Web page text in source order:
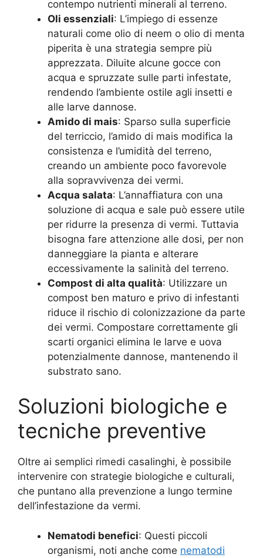
contempo nutrienti minerali al terreno.
Oli essenziali: L’impiego di essenze
naturali come olio di neem o olio di menta
piperita è una strategia sempre più
apprezzata. Diluite alcune gocce con
acqua e spruzzate sulle parti infestate,
rendendo l’ambiente ostile agli insetti e
alle larve dannose.
Amido di mais: Sparso sulla superficie
del terriccio, l’amido di mais modifica la
consistenza e l’umidità del terreno,
creando un ambiente poco favorevole
alla sopravvivenza dei vermi.
Acqua salata: L’annaffiatura con una
soluzione di acqua e sale può essere utile
per ridurre la presenza di vermi. Tuttavia
bisogna fare attenzione alle dosi, per non
danneggiare la pianta e alterare
eccessivamente la salinità del terreno.
Compost di alta qualità: Utilizzare un
compost ben maturo e privo di infestanti
riduce il rischio di colonizzazione da parte
dei vermi. Compostare correttamente gli
scarti organici elimina le larve e uova
potenzialmente dannose, mantenendo il
substrato sano.
Soluzioni biologiche e
tecniche preventive
Oltre ai semplici rimedi casalinghi, è possibile
intervenire con strategie biologiche e culturali,
che puntano alla prevenzione a lungo termine
dell’infestazione da vermi.
Nematodi benefici: Questi piccoli
organismi, noti anche come nematodi